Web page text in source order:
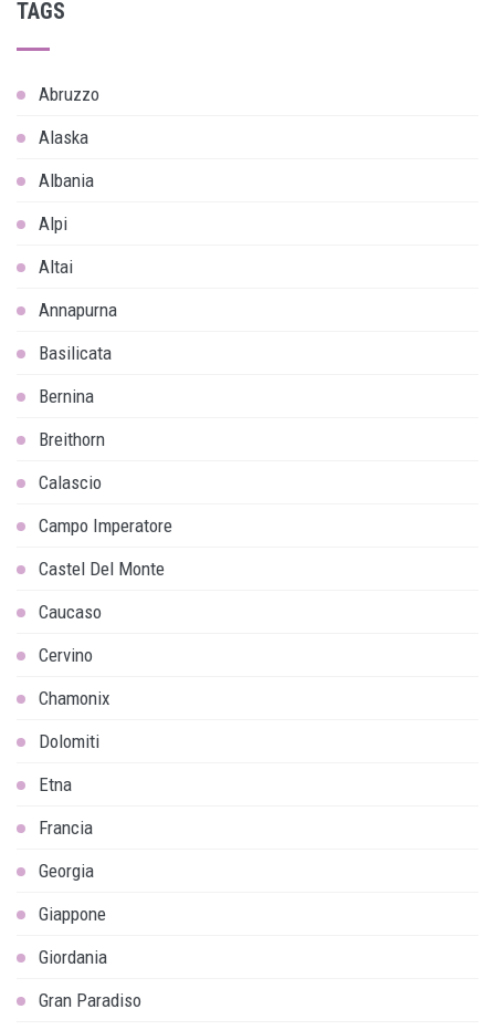
TAGS
Abruzzo
Alaska
Albania
Alpi
Altai
Annapurna
Basilicata
Bernina
Breithorn
Calascio
Campo Imperatore
Castel Del Monte
Caucaso
Cervino
Chamonix
Dolomiti
Etna
Francia
Georgia
Giappone
Giordania
Gran Paradiso